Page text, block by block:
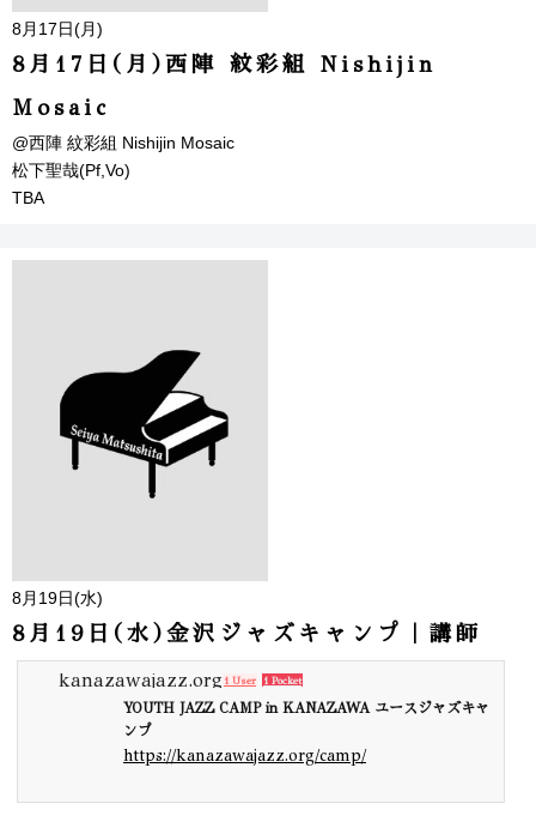
8月17日(月)
8月17日(月)西陣 紋彩組 Nishijin
Mosaic
@西陣 紋彩組 Nishijin Mosaic
松下聖哉(Pf,Vo)
TBA
8月19日(水)
8月19日(水)金沢ジャズキャンプ｜講師
kanazawajazz.org 1 User 1 Pocket
YOUTH JAZZ CAMP in KANAZAWA ユースジャズキャ
ンプ
https://kanazawajazz.org/camp/